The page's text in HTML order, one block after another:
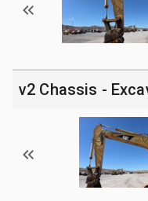
v2 Chassis -